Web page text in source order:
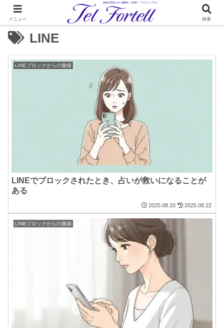
LINE
LINEブロックからの復縁
LINEでブロックされたとき、占いが救いになることが
ある
2025.08.20 2025.08.22
LINEブロックからの復縁
メニュー 検索